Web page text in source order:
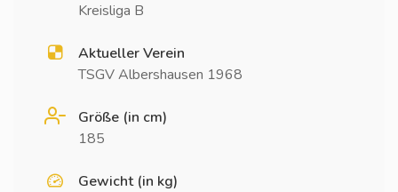
Kreisliga B
Aktueller Verein
TSGV Albershausen 1968
Größe (in cm)
185
Gewicht (in kg)